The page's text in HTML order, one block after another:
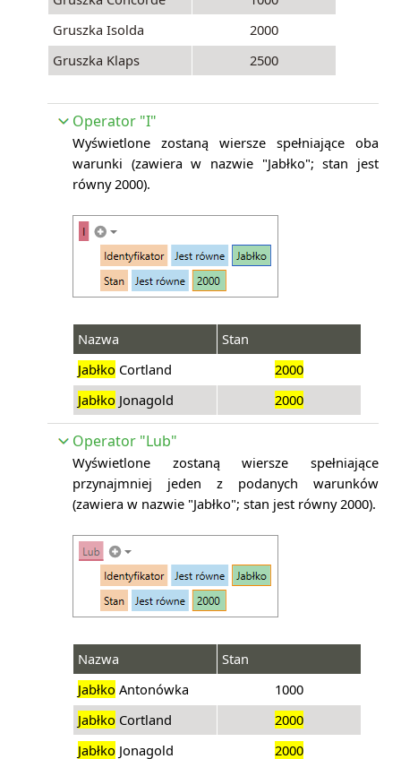
Gruszka Isolda
2000
Gruszka Klaps
2500
Operator "I"
Wyświetlone zostaną wiersze spełniające oba
warunki (zawiera w nazwie "Jabłko"; stan jest
równy 2000).
Nazwa
Stan
Jabłko Cortland
2000
Jabłko Jonagold 2000
Operator "Lub"
Wyświetlone zostaną wiersze spełniające
przynajmniej jeden z podanych warunków
(zawiera w nazwie "Jabłko"; stan jest równy 2000).
Nazwa
Stan
Jabłko Antonówka
1000
Jabłko Cortland
2000
Jabłko Jonagold 2000